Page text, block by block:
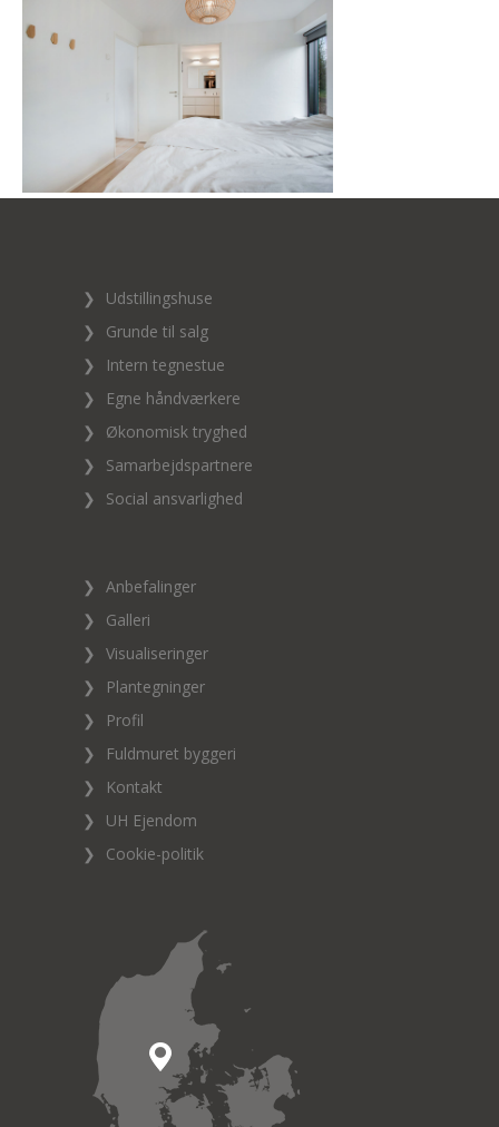
❯
Udstillingshuse
❯
Grunde til salg
❯
Intern tegnestue
❯
Egne håndværkere
❯
Økonomisk tryghed
❯
Samarbejdspartnere
❯
Social ansvarlighed
❯ Anbefalinger
❯
Galleri
❯ Visualiseringer
❯
Plantegninger
❯
Profil
❯
Fuldmuret byggeri
❯
Kontakt
❯
UH Ejendom
❯
Cookie-politik